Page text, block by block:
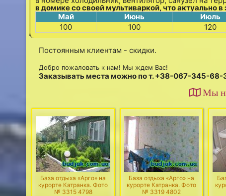
в домике со своей мультиваркой, что актуально в
Май
Июнь Июль
100
100 120
Постоянным клиентам - скидки.
Добро пожаловать к нам! Мы ждем Вас!
Заказывать места можно по т. +38-067-345-
Мы
База отдыха «Арго» на
курорте Катранка. Фото
№ 3315 4798
База отдыха «Арго» на
курорте Катранка. Фото
№ 3319 4802